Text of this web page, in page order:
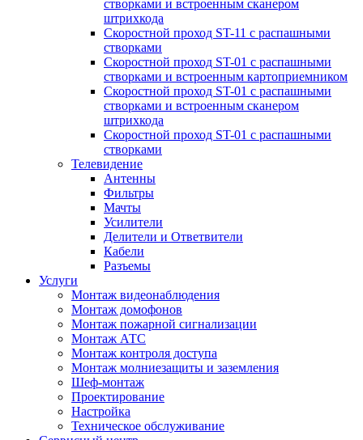
створками и встроенным сканером
штрихкода
Скоростной проход ST-11 с распашными
створками
Скоростной проход ST-01 с распашными
створками и встроенным картоприемником
Скоростной проход ST-01 с распашными
створками и встроенным сканером
штрихкода
Скоростной проход ST-01 с распашными
створками
Телевидение
Антенны
Фильтры
Мачты
Усилители
Делители и Ответвители
Кабели
Разъемы
Услуги
Монтаж видеонаблюдения
Монтаж домофонов
Монтаж пожарной сигнализации
Монтаж АТС
Монтаж контроля доступа
Монтаж молниезащиты и заземления
Шеф-монтаж
Проектирование
Настройка
Техническое обслуживание